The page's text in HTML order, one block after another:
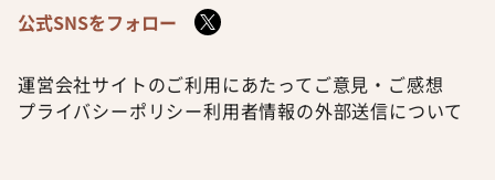
公式SNSをフォロー
運営会社サイトのご利用にあたって ご意見・ご感想
プライバシーポリシー利用者情報の外部送信について